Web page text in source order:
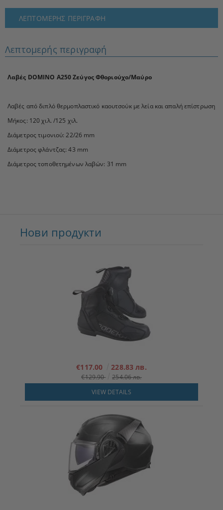
ΛΕΠΤΟΜΕΡΉΣ ΠΕΡΙΓΡΑΦΉ
Λεπτομερής περιγραφή
Λαβές DOMINO A250 Ζεύγος Φθοριούχο/Μαύρο
Λαβές από διπλό θερμοπλαστικό καουτσούκ με λεία και απαλή επίστρωση
Μήκος: 120 χιλ. /125 χιλ.
Διάμετρος τιμονιού: 22/26 mm
Διάμετρος φλάντζας: 43 mm
Διάμετρος τοποθετημένων λαβών: 31 mm
Нови продукти
€117.00 228.83 лв.
€129.90
254.06 лв.
VIEW DETAILS